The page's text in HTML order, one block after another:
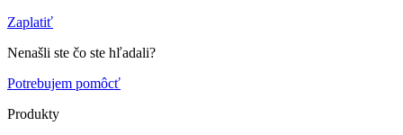
Zaplatiť
Nenašli ste čo ste hľadali?
Potrebujem pomôcť
Produkty